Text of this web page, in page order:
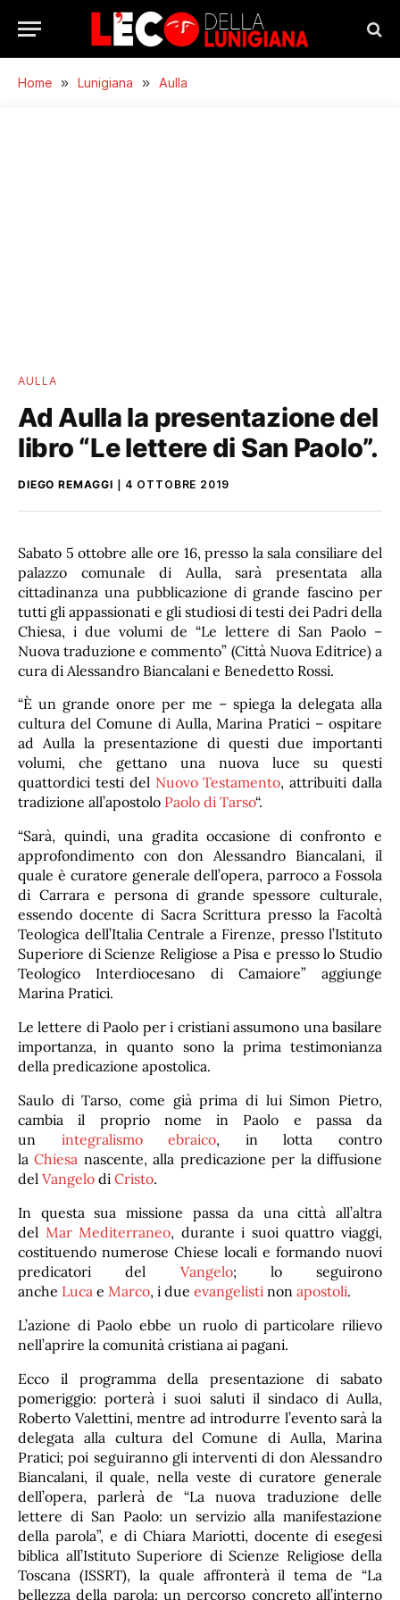
Home » Lunigiana » Aulla
AULLA
Ad Aulla la presentazione del
libro “Le lettere di San Paolo”.
DIEGO REMAGGI 4 OTTOBRE 2019
Sabato 5 ottobre alle ore 16, presso la sala consiliare del
palazzo comunale di Aulla, sarà presentata alla
cittadinanza una pubblicazione di grande fascino per
tutti gli appassionati e gli studiosi di testi dei Padri della
Chiesa, i due volumi de “Le lettere di San Paolo –
Nuova traduzione e commento” (Città Nuova Editrice) a
cura di Alessandro Biancalani e Benedetto Rossi.
“È un grande onore per me – spiega la delegata alla
cultura del Comune di Aulla, Marina Pratici – ospitare
ad Aulla la presentazione di questi due importanti
volumi, che gettano una nuova luce su questi
quattordici testi del Nuovo Testamento, attribuiti dalla
tradizione all’apostolo Paolo di Tarso“.
“Sarà, quindi, una gradita occasione di confronto e
approfondimento con don Alessandro Biancalani, il
quale è curatore generale dell’opera, parroco a Fossola
di Carrara e persona di grande spessore culturale,
essendo docente di Sacra Scrittura presso la Facoltà
Teologica dell’Italia Centrale a Firenze, presso l’Istituto
Superiore di Scienze Religiose a Pisa e presso lo Studio
Teologico Interdiocesano di Camaiore” aggiunge
Marina Pratici.
Le lettere di Paolo per i cristiani assumono una basilare
importanza, in quanto sono la prima testimonianza
della predicazione apostolica.
Saulo di Tarso, come già prima di lui Simon Pietro,
cambia il proprio nome in Paolo e passa da
un integralismo ebraico, in lotta contro
laChiesa nascente, alla predicazione per la diffusione
del Vangelo di Cristo.
In questa sua missione passa da una città all’altra
del Mar Mediterraneo, durante i suoi quattro viaggi,
costituendo numerose Chiese locali e formando nuovi
predicatori del Vangelo; lo seguirono
anche Luca e Marco, i due evangelisti non apostoli.
L’azione di Paolo ebbe un ruolo di particolare rilievo
nell’aprire la comunità cristiana ai pagani.
Ecco il programma della presentazione di sabato
pomeriggio: porterà i suoi saluti il sindaco di Aulla,
Roberto Valettini, mentre ad introdurre l’evento sarà la
delegata alla cultura del Comune di Aulla, Marina
Pratici; poi seguiranno gli interventi di don Alessandro
Biancalani, il quale, nella veste di curatore generale
dell’opera, parlerà de “La nuova traduzione delle
lettere di San Paolo: un servizio alla manifestazione
della parola”, e di Chiara Mariotti, docente di esegesi
biblica all’Istituto Superiore di Scienze Religiose della
Toscana (ISSRT), la quale affronterà il tema de “La
bellezza della parola: un percorso concreto all’interno